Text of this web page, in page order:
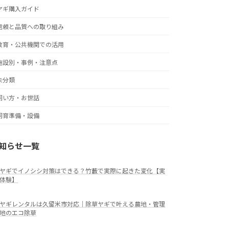
ギ購入ガイド
頼と品質への取り組み
育・公共機関での活用
設別・事例・注意点
分類
い方・お世話
育準備・設備
らせ一覧
ヤギでイノシシ対策はできる？竹藪で実際に起きた変化【実
体験】
ヤギレンタルは久留米市対応｜除草ヤギで叶える農地・管理
地のエコ除草